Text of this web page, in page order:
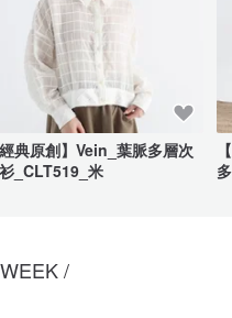
經典原創】Vein_葉脈多層次
_CLT519_米
/